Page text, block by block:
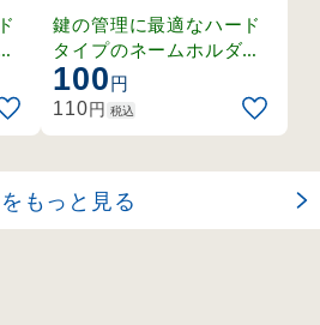
1011)
鍵の管理に最適なハード
タイプのネームホルダー
。豊富なカラーラインナ
ップで色分け管理も容易
です。
100円
110円 税込
もっと見る